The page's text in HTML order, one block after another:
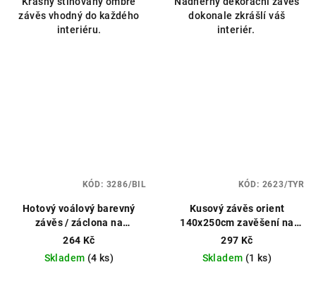
z
5
hvězdiček.
závěs vhodný do každého
interiéru.
dokonale zkrášlí váš
interiér.
Hotový voálový barevný
závěs / záclona na
kolečkách / s kroužky
264 Kč
Skladem (4 ks)
KÓD: 3286/BIL
Kusový závěs orient
140x250cm zavěšení na
kolečka / kroužky různé
297 Kč
Skladem (1 ks)
KÓD: 2623/TYR